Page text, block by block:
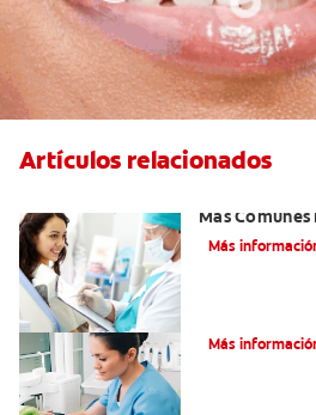
Artículos relacionados
Más
Más
Más